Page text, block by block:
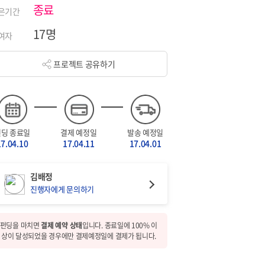
기간 종료
자 17명
프로젝트 공유하기
종료일 결제 예정일
17.04.11
발송 예정일
17.04.01
김배정
진행자에게 문의하기
펀딩을 마치면결제 예약 상태입니다. 종료일에 100% 이
상이 달성되었을 경우에만 결제예정일에 결제가 됩니다.